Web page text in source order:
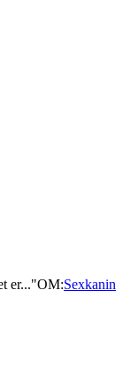
er..."OM:Sexkanin